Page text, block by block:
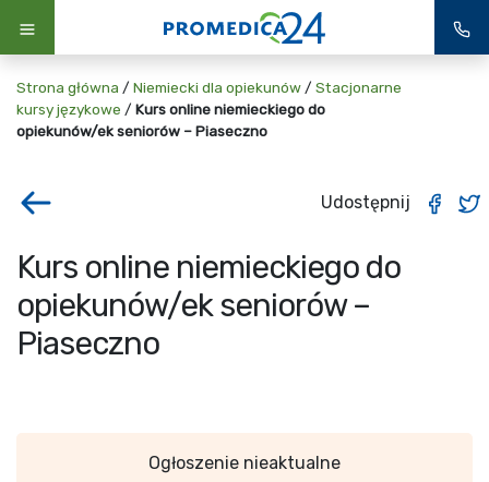
Strona główna / Niemiecki dla opiekunów / Stacjonarne
kursy językowe / Kurs online niemieckiego do
opiekunów/ek seniorów – Piaseczno
Udostępnij
Kurs online niemieckiego do
opiekunów/ek seniorów –
Piaseczno
Ogłoszenie nieaktualne